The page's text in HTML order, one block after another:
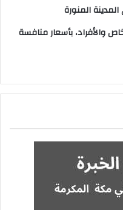
المنورة
والأفراد، بأسعار منافسة